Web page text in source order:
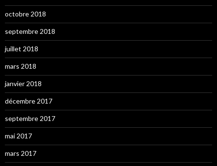
octobre 2018
septembre 2018
juillet 2018
mars 2018
janvier 2018
décembre 2017
septembre 2017
mai 2017
mars 2017